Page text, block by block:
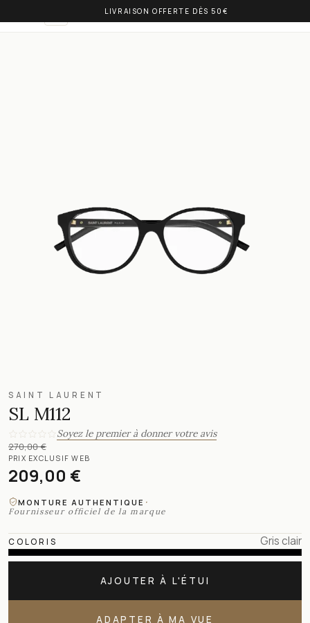
LIVRAISON OFFERTE DÈS 50€
OLIVIA BALM
SAINT LAURENT
SL M112
Soyez le premier à donner votre avis
270,00 €
PRIX EXCLUSIF WEB
209,00 €
MONTURE AUTHENTIQUE ·
Fournisseur officiel de la marque
COLORIS Gris clair
AJOUTER À L'ÉTUI
ADAPTER À MA VUE